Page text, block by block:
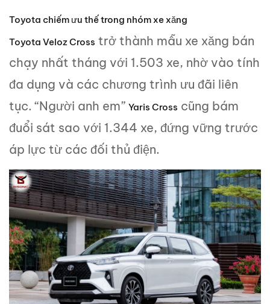
Toyota chiếm ưu thế trong nhóm xe xăng
Toyota Veloz Cross trở thành mẫu xe xăng bán
chạy nhất tháng với 1.503 xe, nhờ vào tính
đa dụng và các chương trình ưu đãi liên
tục. “Người anh em” Yaris Cross cũng bám
đuổi sát sao với 1.344 xe, đứng vững trước
áp lực từ các đối thủ điện.